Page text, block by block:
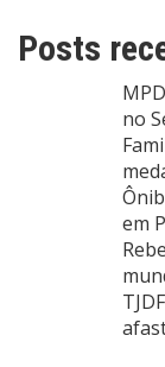
Posts
no
em